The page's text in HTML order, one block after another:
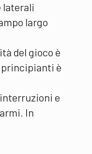
laterali
largo
del gioco è
principianti è
e
In